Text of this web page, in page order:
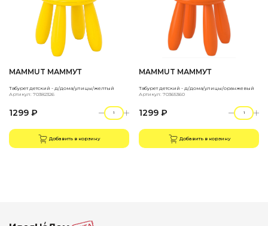
MAMMUT МАММУТ
Табурет детский - д/дома/улицы/желтый
Артикул: 70382326
1299 ₽
Добавить в корзину
MAMMUT МАММУТ
Табурет детский - д/дома/улицы/оранжевый
Артикул: 70365360
1299 ₽
Добавить в корзину